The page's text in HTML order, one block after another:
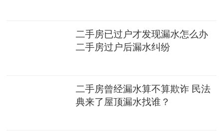
二手房已过户才发现漏水怎么办
二手房过户后漏水纠纷
二手房曾经漏水算不算欺诈 民法
典来了屋顶漏水找谁？